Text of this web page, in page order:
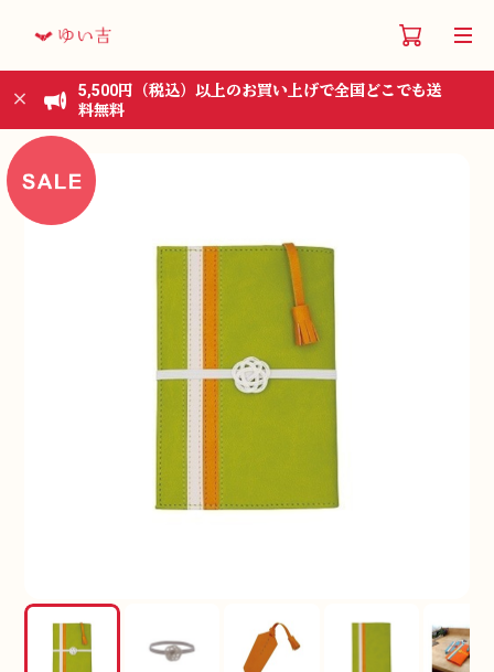
5,500円（税込）以上のお買い上げで全国どこでも送
料無料